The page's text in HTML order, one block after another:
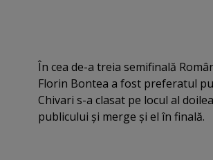
În cea de-a treia semifinală
Florin Bontea a fost preferatul
Chivari s-a clasat pe locul al
publicului şi merge şi el în finală.